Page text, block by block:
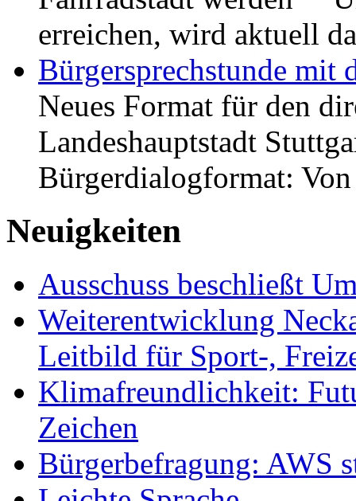
erreichen, wird aktuell
Bürgersprechstunde mit
Neues Format für den
Landeshauptstadt
Bürgerdialogformat:
Neuigkeiten
Ausschuss beschließt
Weiterentwicklung
Leitbild für Sport-,
Klimafreundlichkeit:
Zeichen
Bürgerbefragung: AWS